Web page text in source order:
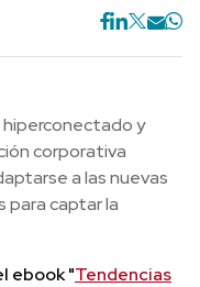
hiperconectado y
corporativa
a las nuevas
para captar la
ebook "Tendencias